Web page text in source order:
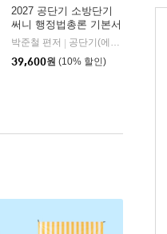
2027 공단기 소방단기
써니 행정법총론 기본서
박준철 편저
공단기(에스티유니타스)
39,600원 (10% 할인)